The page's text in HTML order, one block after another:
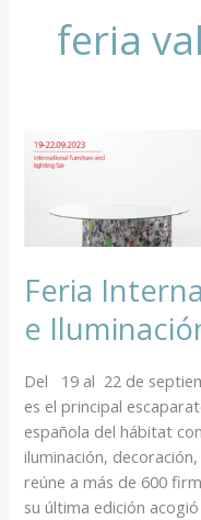
feria
Feria
e
Del 19 al 22 de
es el principal
española del hábitat
iluminación,
reúne a más de 600
su última edición
Feria
Internacional
Mueble
de
València